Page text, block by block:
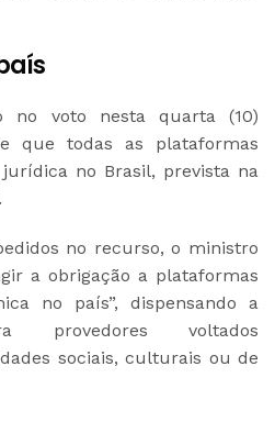
no voto nesta quarta (10)
que todas as plataformas
no Brasil, prevista na
no recurso, o ministro
a obrigação a plataformas
no país”, dispensando a
provedores voltados
sociais, culturais ou de